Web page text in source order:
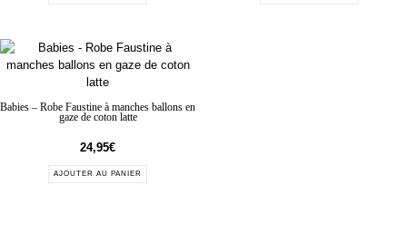
Babies – Robe Faustine à manches ballons en
gaze de coton latte
24,95€
AJOUTER AU PANIER